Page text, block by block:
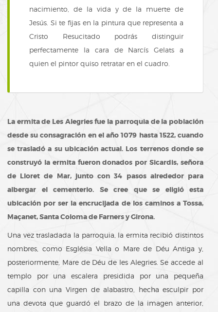
nacimiento, de la vida y de la muerte de
Jesús. Si te fijas en la pintura que representa a
Cristo Resucitado podrás distinguir
perfectamente la cara de Narcís Gelats a
quien el pintor quiso retratar en el cuadro.
La ermita de Les Alegries fue la parroquia de la población
desde su consagración en el año 1079 hasta 1522, cuando
se trasladó a su ubicación actual. Los terrenos donde se
construyó la ermita fueron donados por Sicardis, señora
de Lloret de Mar, junto con 34 pasos alrededor para
albergar el cementerio. Se cree que se eligió esta
ubicación por ser la encrucijada de los caminos a Tossa,
Maçanet, Santa Coloma de Farners y Girona.
Una vez trasladada la parroquia, la ermita recibió distintos
nombres, como Església Vella o Mare de Déu Antiga y,
posteriormente, Mare de Déu de les Alegries. Se accede al
templo por una escalera presidida por una pequeña
capilla con una Virgen de alabastro, hecha esculpir por
una devota que guardó el brazo de la imagen anterior,